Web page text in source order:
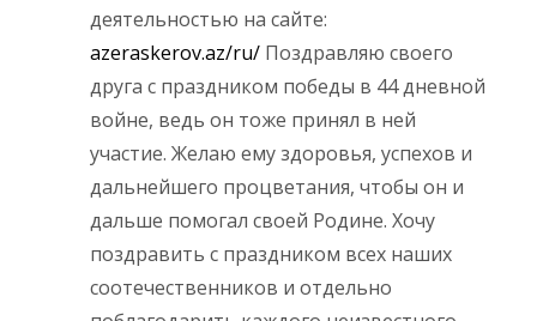
деятельностью на сайте:
azeraskerov.az/ru/ Поздравляю своего
друга с праздником победы в 44 дневной
войне, ведь он тоже принял в ней
участие. Желаю ему здоровья, успехов и
дальнейшего процветания, чтобы он и
дальше помогал своей Родине. Хочу
поздравить с праздником всех наших
соотечественников и отдельно